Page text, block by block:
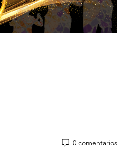
0 comentarios